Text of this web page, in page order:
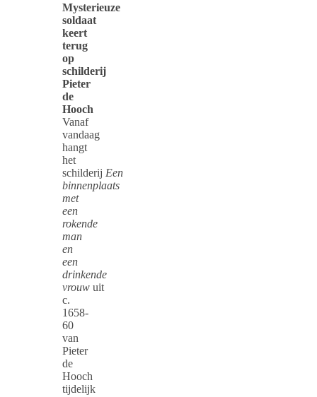
Mysterieuze
soldaat
keert
terug
op
schilderij
Pieter
de
Hooch
Vanaf
vandaag
hangt
het
schilderij Een
binnenplaats
met
een
rokende
man
en
een
drinkende
vrouw uit
c.
1658-
60
van
Pieter
de
Hooch
tijdelijk